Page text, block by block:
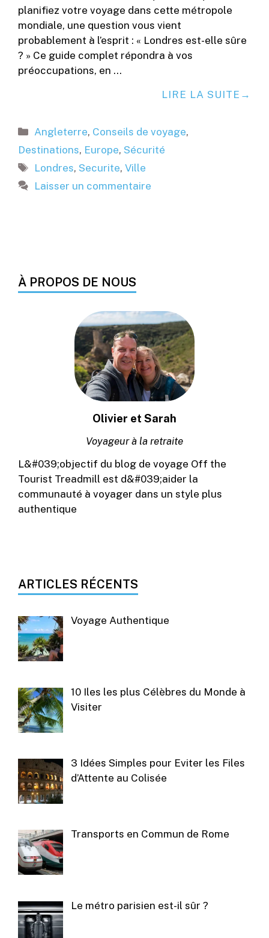
planifiez votre voyage dans cette métropole
mondiale, une question vous vient
probablement à l’esprit : « Londres est-elle sûre
? » Ce guide complet répondra à vos
préoccupations, en …
LIRE LA SUITE
Catégories
Angleterre, Conseils de voyage,
Destinations, Europe, Sécurité
Étiquettes
Londres,Securite,Ville
Laisser un commentaire
À PROPOS DE NOUS
Olivier et Sarah
Voyageur à la retraite
L&#039;objectif du blog de voyage Off the
Tourist Treadmill est d&#039;aider la
communauté à voyager dans un style plus
authentique
ARTICLES RÉCENTS
Voyage Authentique
10 Iles les plus Célèbres du Monde à
Visiter
3 Idées Simples pour Eviter les Files
d’Attente au Colisée
Transports en Commun de Rome
Le métro parisien est-il sûr ?